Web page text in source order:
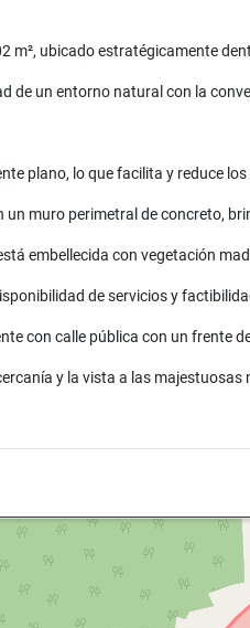
m², ubicado estratégicamente
de un entorno natural con la
plano, lo que facilita y reduce
muro perimetral de concreto,
embellecida con vegetación
de servicios y
con calle pública con un frente
y la vista a las